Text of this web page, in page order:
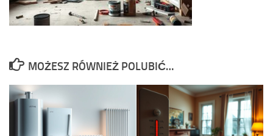
MOŻESZ RÓWNIEŻ POLUBIĆ…